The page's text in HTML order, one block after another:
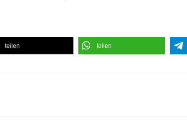
teilen teilen